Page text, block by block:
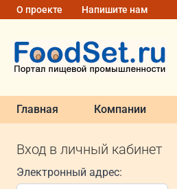
О проекте Напишите нам
Главная Компании
Вход в личный кабинет
Электронный адрес: